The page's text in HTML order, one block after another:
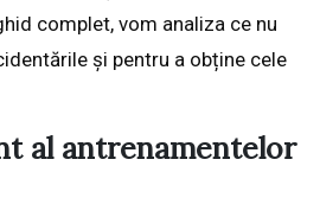
complet, vom analiza ce nu
și pentru a obține cele
al antrenamentelor